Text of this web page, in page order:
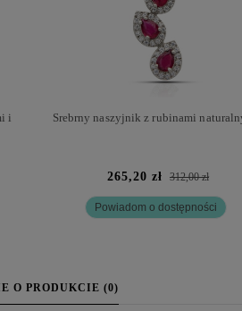
i
Srebrny naszyjnik z rubinami
265,20 zł 312,00 zł
Powiadom o dostępności
O PRODUKCIE (0)